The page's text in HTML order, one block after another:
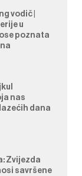
vodič |
u
poznata
nas
dana
Zvijezda
savršene